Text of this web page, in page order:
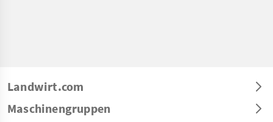
Landwirt.com
Maschinengruppen